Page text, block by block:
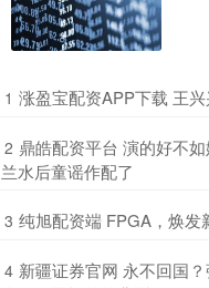
1 涨盈宝配资APP下载 王
2 鼎皓配资平台 演的好不
兰水后童谣作配了
3 纯旭配资端 FPGA，焕发
4 新疆证券官网 永不回国